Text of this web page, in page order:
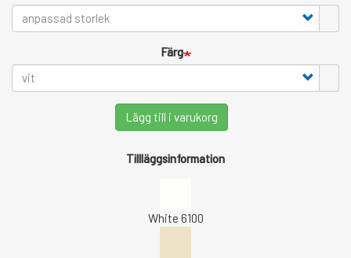
Färg
Lägg till i varukorg
Tillläggsinformation
White 6100